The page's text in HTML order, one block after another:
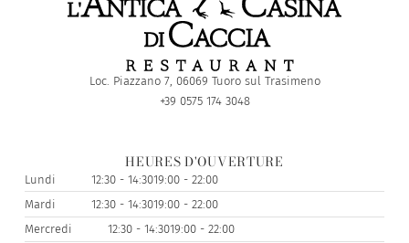
Loc. Piazzano 7, 06069 Tuoro sul Trasimeno
+39 0575 174 3048
HEURES D'OUVERTURE
Lundi 12:30 - 14:3019:00 - 22:00
Mardi
12:30 - 14:3019:00 - 22:00
Mercredi
12:30 - 14:3019:00 - 22:00